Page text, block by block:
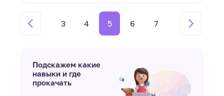
3 4 5 6 7
Подскажем какие
навыки и где
прокачать